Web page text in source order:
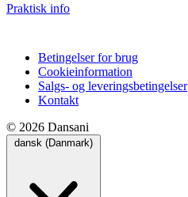
Praktisk info
Betingelser for brug
Cookieinformation
Salgs- og leveringsbetingelser
Kontakt
© 2026 Dansani
dansk (Danmark)